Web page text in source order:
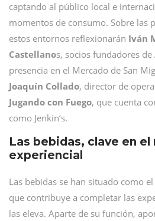
captando al público local e
momentos de consumo. Sobre las
estos entornos reflexionarán Iván
Castellanos, socios fundadores de
presencia en el Mercado de San
Joaquín Collado, director de
Jugando con Fuego, que cuenta
como Jenkin’s.
Las bebidas, clave en el
experiencial
Las bebidas se han situado como
que contribuye a completar las
las eleva. Aparte de su función,